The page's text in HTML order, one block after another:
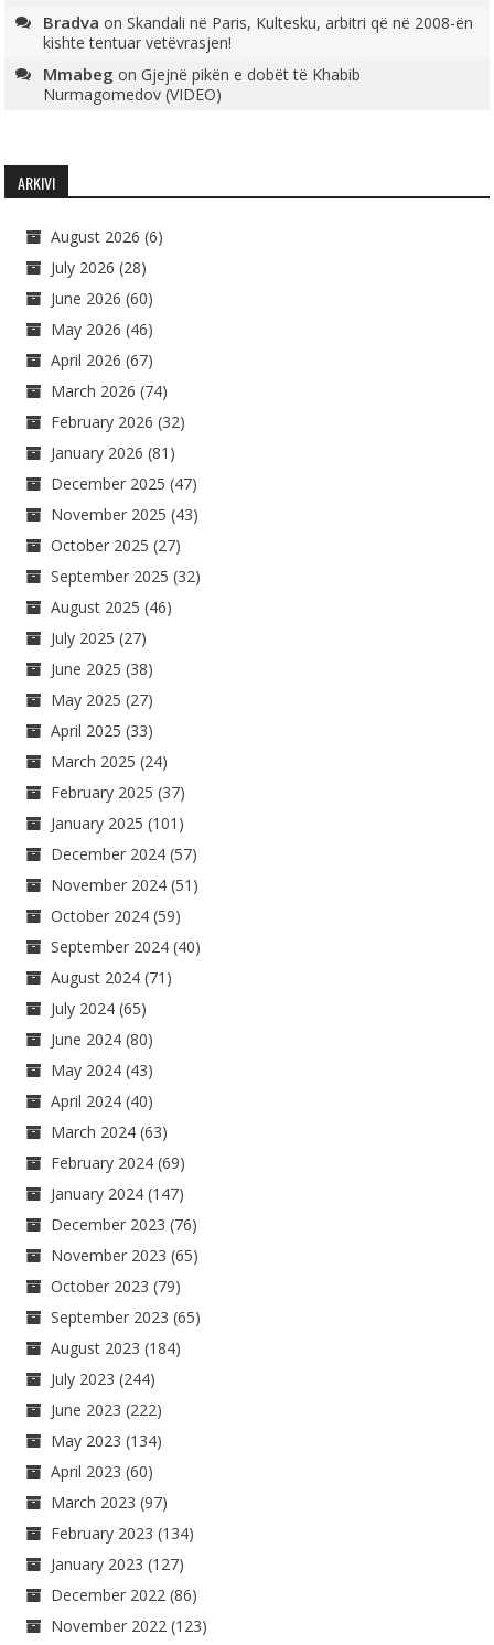
Bradva onSkandali në Paris, Kultesku, arbitri që në 2008-ën
kishte tentuar vetëvrasjen!
Mmabeg onGjejnë pikën e dobët të Khabib
Nurmagomedov (VIDEO)
ARKIVI
August 2026 (6)
July 2026 (28)
June 2026 (60)
May 2026 (46)
April 2026 (67)
March 2026 (74)
February 2026 (32)
January 2026 (81)
December 2025 (47)
November 2025 (43)
October 2025 (27)
September 2025 (32)
August 2025 (46)
July 2025 (27)
June 2025 (38)
May 2025 (27)
April 2025 (33)
March 2025 (24)
February 2025 (37)
January 2025 (101)
December 2024 (57)
November 2024 (51)
October 2024 (59)
September 2024 (40)
August 2024 (71)
July 2024 (65)
June 2024 (80)
May 2024 (43)
April 2024 (40)
March 2024 (63)
February 2024 (69)
January 2024 (147)
December 2023 (76)
November 2023 (65)
October 2023 (79)
September 2023 (65)
August 2023 (184)
July 2023 (244)
June 2023 (222)
May 2023 (134)
April 2023 (60)
March 2023 (97)
February 2023 (134)
January 2023 (127)
December 2022 (86)
November 2022 (123)